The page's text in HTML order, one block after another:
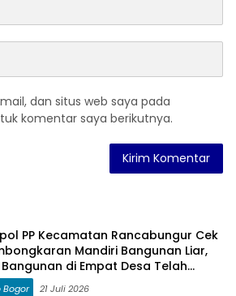
dan situs web saya pada
komentar saya berikutnya.
PP Kecamatan Rancabungur Cek
Mandiri Bangunan Liar,
Bangunan di Empat Desa Telah
Bogor 21 Juli 2026